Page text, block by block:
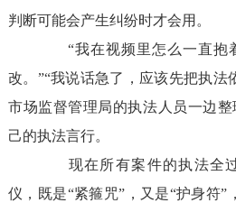
判断可能会产生纠纷时才会用。
“我在视频里怎么一直抱
改。”“我说话急了，应该先把执法
市场监督管理局的执法人员一边
己的执法言行。
现在所有案件的执法全过
仪，既是“紧箍咒”，又是“护身符”